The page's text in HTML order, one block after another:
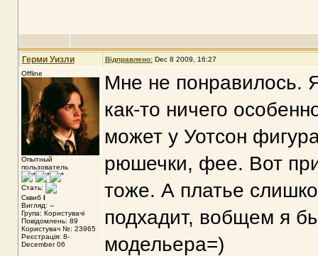
Герми Уизли Відправлено: Dec 8 2009, 16:27
Offline
Опытный
пользователь
Стать:
Сквиб I
Вигляд: --
Група: Користувачі
Повідомлень: 89
Користувач №: 23965
Реєстрація: 8-
December 06
Мне не понравилось.
как-то ничего
может у Уотсон
рюшечки, фее. Вот
тоже. А платье
подхадит, вобщем я
модельера=)